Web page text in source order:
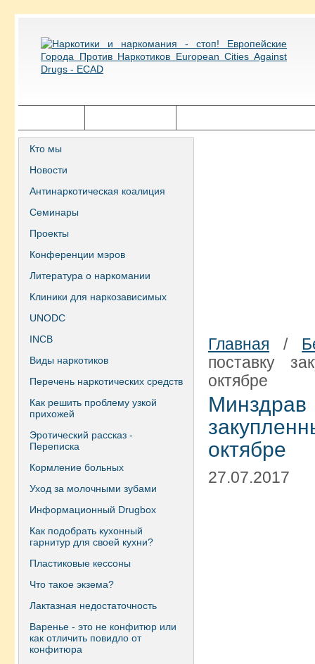
Кто мы
Новости
Антинаркотическая коалиция
Семинары
Проекты
Конференции мэров
Литература о наркомании
Клиники для наркозависимых
UNODC
INCB
Виды наркотиков
Перечень наркотических средств
Как решить проблему узкой
прихожей
Эротический рассказ -
Переписка
Кормление больных
Уход за молочными зубами
Информационный Drugbox
Как подобрать кухонный
гарнитур для своей кухни?
Пластиковые кессоны
Что такое экзема?
Лактазная недостаточность
Варенье - это не конфитюр или
как отличить повидло от
конфитюра
Главная /
поставку
октябре
октябре
27.07.2017